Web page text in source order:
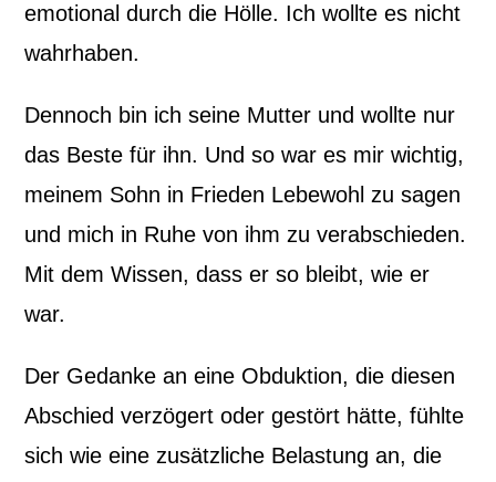
emotional durch die Hölle. Ich wollte es nicht
wahrhaben.
Dennoch bin ich seine Mutter und wollte nur
das Beste für ihn. Und so war es mir wichtig,
meinem Sohn in Frieden Lebewohl zu sagen
und mich in Ruhe von ihm zu verabschieden.
Mit dem Wissen, dass er so bleibt, wie er
war.
Der Gedanke an eine Obduktion, die diesen
Abschied verzögert oder gestört hätte, fühlte
sich wie eine zusätzliche Belastung an, die